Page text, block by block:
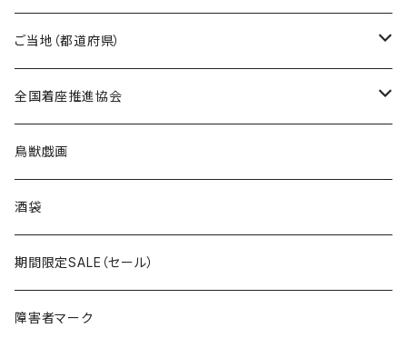
トートバッグ
国道0～99号線
国道100～199号線
Tシャツ
キャップ
ステッカー
ROUTE 0～99号線
ROUTE100～199号線
Tシャツ
ROUTE 0～99号線
ROUTE 100～199号線
キャップ
ROUTE 0～99号線
ROUTE 100～199号線
ご当地（都道府県）
北海道
青森県
岩手県
宮城県
秋田県
全国着座推進協会
ステッカー
鳥獣戯画
酒袋
期間限定SALE（セール）
障害者マーク